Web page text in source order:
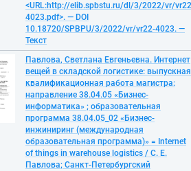
<URL:http://elib.spbstu.ru/dl/3/2022/vr/
4023.pdf>. — DOI
10.18720/SPBPU/3/2022/vr/vr22-4023. —
Текст
Павлова, Светлана Евгеньевна. Интернет
вещей в складской логистике: выпускная
квалификационная работа магистра:
направление 38.04.05 «Бизнес-
информатика» ; образовательная
программа 38.04.05_02 «Бизнес-
инжиниринг (международная
образовательная программа)» = Internet
of things in warehouse logistics / С. Е.
Павлова; Санкт-Петербургский